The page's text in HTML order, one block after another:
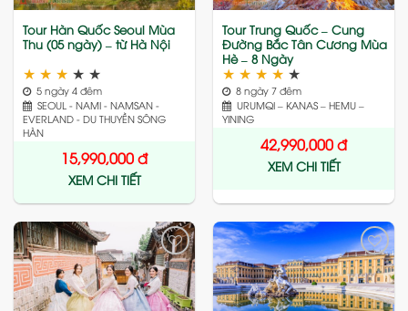
Tour Hàn Quốc Seoul Mùa
Thu (05 ngày) – từ Hà Nội
★ ★ ★ ★ ★
5 ngày 4 đêm
SEOUL - NAMI - NAMSAN -
EVERLAND - DU THUYỀN SÔNG
HÀN
15,990,000đ
XEM CHI TIẾT
Tour Trung Quốc – Cung
Đường Bắc Tân Cương Mùa
Hè – 8 Ngày
★ ★ ★ ★ ★
8 ngày 7 đêm
URUMQI – KANAS – HEMU –
YINING
42,990,000đ
XEM CHI TIẾT
Add
to
wishlist
Add
to
wishlist